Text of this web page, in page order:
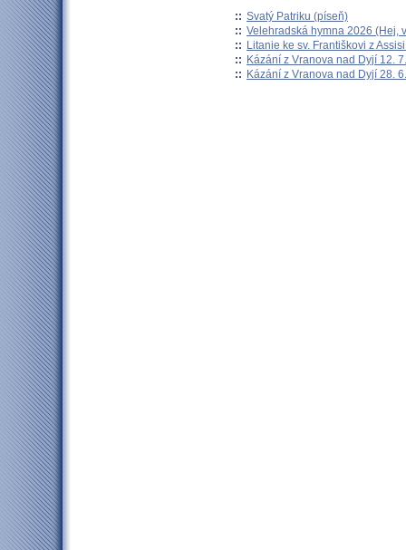
:: Svatý Patriku (píseň)
:: Velehradská hymna 2026 (Hej,
:: Litanie ke sv. Františkovi z
:: Kázání z Vranova nad Dyjí 12.
:: Kázání z Vranova nad Dyjí 28.